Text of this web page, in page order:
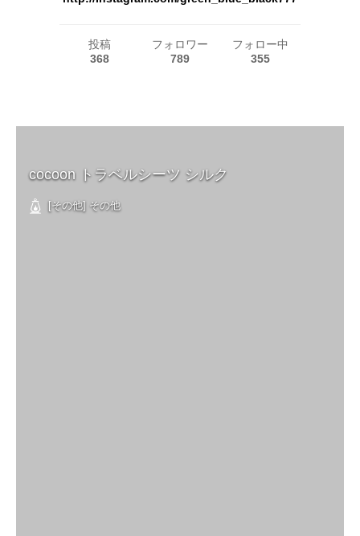
投稿
368
フォロワー
789
フォロー中
355
cocoon トラベルシーツ シルク
[その他] その他